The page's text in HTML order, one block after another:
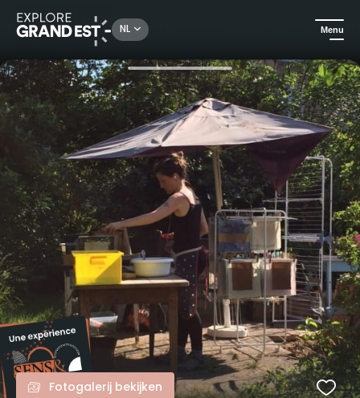
NL Menu
Kijk je ogen uit in de Grand Est Gevorderde workshop in het maken van gerecycled papier in een vat - hele dag
Fotogalerij bekijken